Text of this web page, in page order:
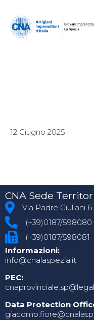
12 Giugno 2025
CNA Sede
Via Padre Giuliani
(+39)0187/598080
(+39)0187/598081
Informazioni:
info@cnalaspezia.it
PEC:
Data Protection